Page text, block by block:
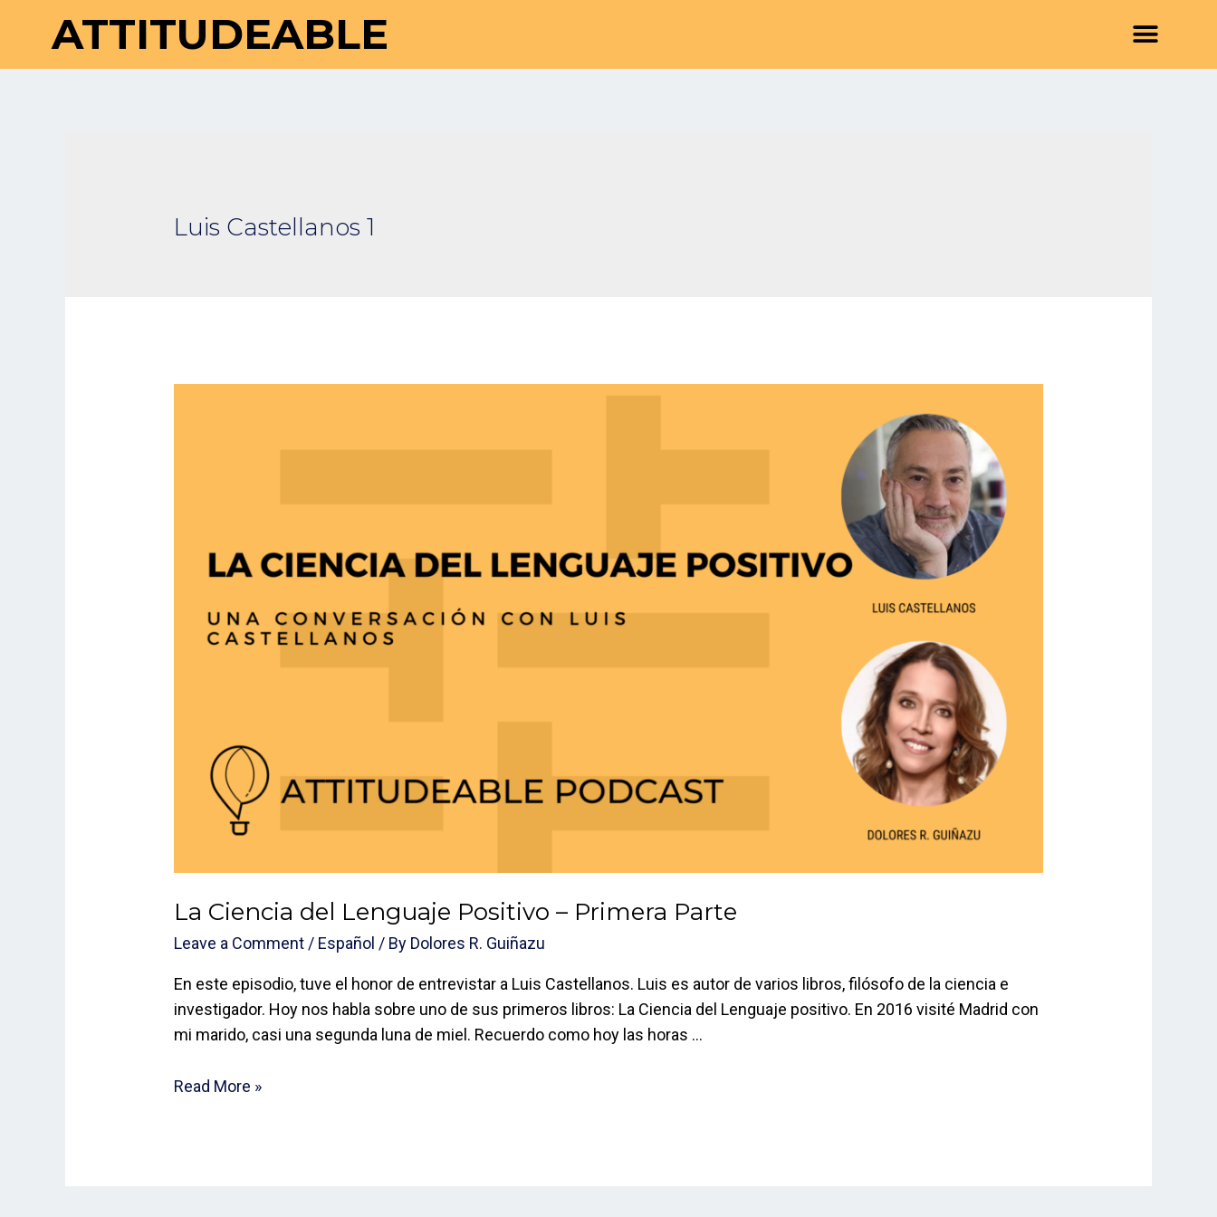
ATTITUDEABLE
Luis Castellanos 1
La Ciencia del Lenguaje Positivo – Primera Parte
Leave a Comment/ Español / By Dolores R. Guiñazu
En este episodio, tuve el honor de entrevistar a Luis Castellanos. Luis es autor de varios libros, filósofo de la ciencia e
investigador. Hoy nos habla sobre uno de sus primeros libros: La Ciencia del Lenguaje positivo. En 2016 visité Madrid con
mi marido, casi una segunda luna de miel. Recuerdo como hoy las horas …
Read More »